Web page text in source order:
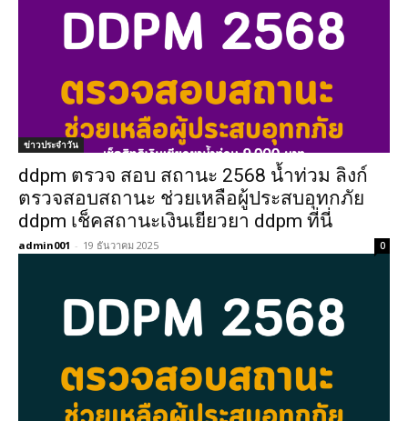
ข่าวประจำวัน
ddpm ตรวจ สอบ สถานะ 2568 น้ำท่วม ลิงก์
ตรวจสอบสถานะ ช่วยเหลือผู้ประสบอุทกภัย
ddpm เช็คสถานะเงินเยียวยา ddpm ที่นี่
admin001 - 19 ธันวาคม 2025 0